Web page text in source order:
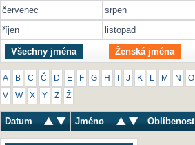
červenec
srpen
říjen
listopad
Všechny jména Ženská jména
A B C Č D E F G H J K M N O
V W X Y Z Ž
Datum Jméno Oblíbenost